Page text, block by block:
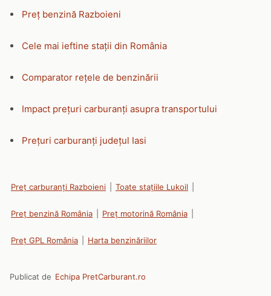
Preț benzină Razboieni
Cele mai ieftine stații din România
Comparator rețele de benzinării
Impact prețuri carburanți asupra transportului
Prețuri carburanți județul Iasi
Preț carburanți Razboieni Toate stațiile Lukoil
Preț benzină România Preț motorină România
Preț GPL România Harta benzinăriilor
Publicat de Echipa PretCarburant.ro